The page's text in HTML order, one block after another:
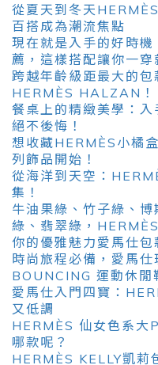
從夏天到冬天
百搭成為潮流焦點
現在就是入手的好時
薦，這樣搭配讓你一穿
跨越年齡級距最大的包
HERMÈS HALZAN！
餐桌上的精緻美學：
絕不後悔！
想收藏HERMÈS小橘
列飾品開始！
從海洋到天空：
集！
牛油果綠、竹子綠、
綠、翡翠綠，
你的優雅魅力愛馬仕包
時尚旅程必備，愛馬
BOUNCING 運動休閒
愛馬仕入門四寶：
又低調
HERMÈS 仙女色系大
哪款呢？
HERMÈS KELLY凱莉